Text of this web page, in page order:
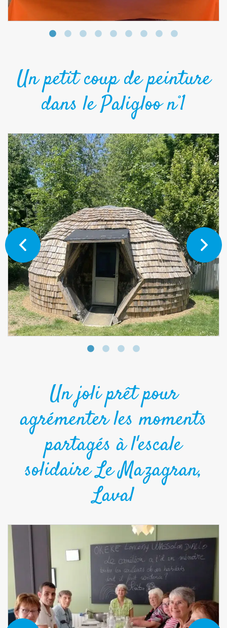
Un petit coup de peinture
dans le Paligloo n°1
Un joli prêt pour
agrémenter les moments
partagés à l'escale
solidaire Le Mazagran,
Laval